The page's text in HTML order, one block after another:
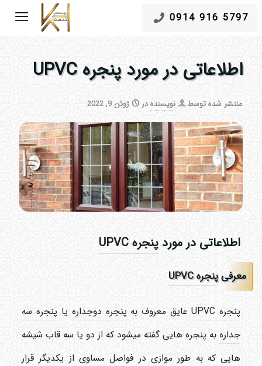
5797 916 0914
اطلاعاتی در مورد پنجره UPVC
منتشر شده توسط نویسندهدر ژوئن 9, 2022
اطلاعاتی در مورد پنجره UPVC
معرفیپنجره UPVC
پنجره UPVC عایق معروف به پنجره دوجداره یا پنجره سه
جدارهبه پنجره هایی گفته میشود که از دو یا سه قاب شیشه
هایی که به طور موازی در فواصل مساوی از یکدیگر قرار